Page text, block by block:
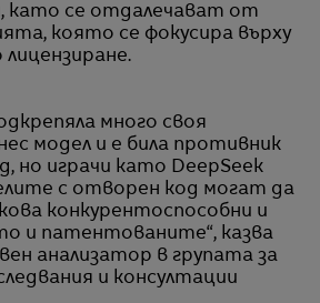
като се отдалечават от
която се фокусира върху
много своя
модел и е била противник
но играчи като DeepSeek
с отворен код могат да
конкурентоспособни и
и патентованите“, казва
анализатор в групата за
и консултации